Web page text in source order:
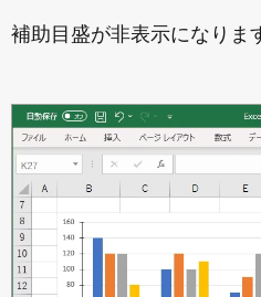
補助目盛が非表示になりま